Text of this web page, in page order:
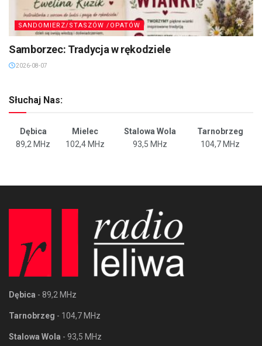
SANDOMIERZ/STASZÓW /OPATÓW
Samborzec: Tradycja w rękodziele
2026-08-07
Słuchaj Nas:
Dębica Mielec Stalowa Wola
Tarnobrzeg
89,2 MHz
102,4 MHz 93,5 MHz 104,7 MHz
Dębica - 89,2 MHz
Tarnobrzeg - 104,7 MHz
Stalowa Wola - 93,5 MHz